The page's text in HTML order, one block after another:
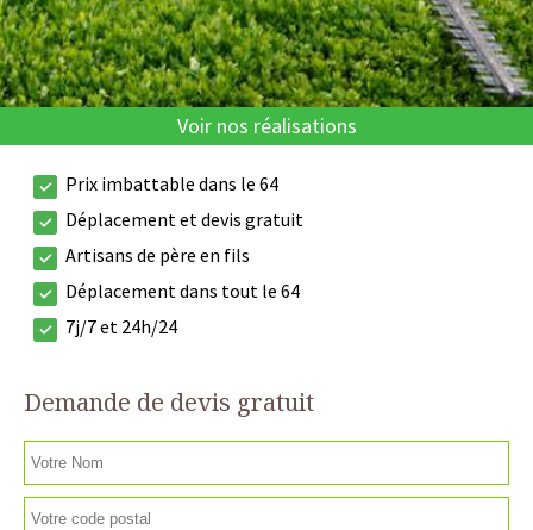
Voir nos réalisations
Prix imbattable dans le 64
Déplacement et devis gratuit
Artisans de père en fils
Déplacement dans tout le 64
7j/7 et 24h/24
Demande de devis gratuit